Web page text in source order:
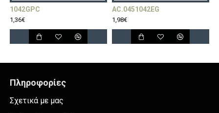
1042GPC
1,36€
AC.0451042EG
1,98€
Πληροφορίες
Σχετικά με μας